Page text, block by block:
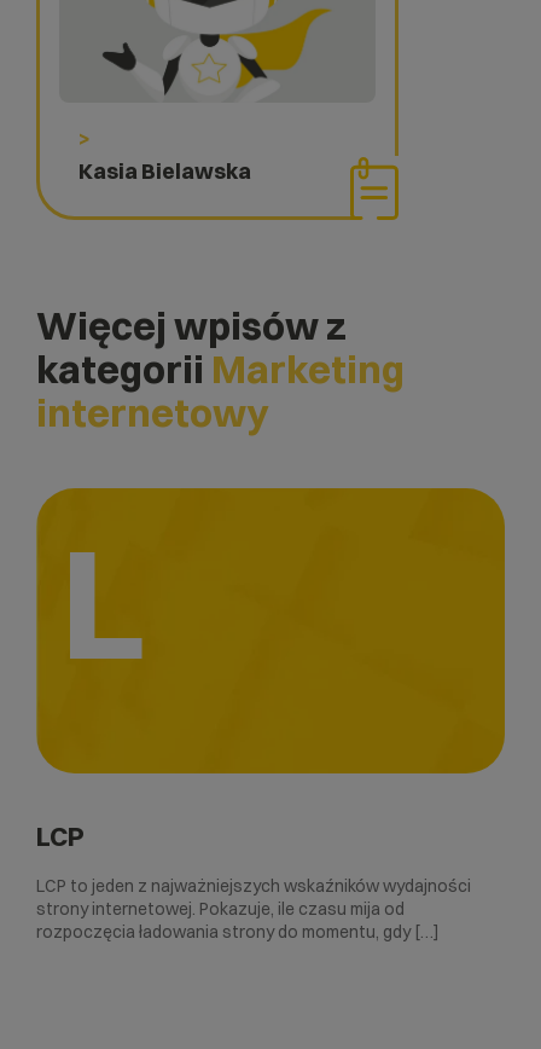
>
Kasia Bielawska
Więcej wpisów z
kategorii Marketing
internetowy
L
LCP
LCP to jeden z najważniejszych wskaźników wydajności
strony internetowej. Pokazuje, ile czasu mija od
rozpoczęcia ładowania strony do momentu, gdy […]